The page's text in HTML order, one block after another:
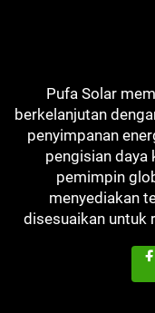
Pufa Solar
berkelanjutan
penyimpanan
pengisian daya
pemimpin
menyediakan
disesuaikan untuk